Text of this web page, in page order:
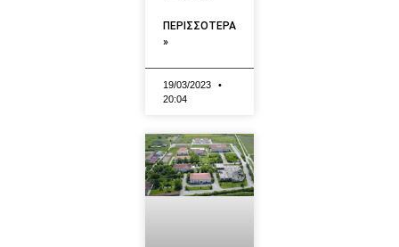
ΠΕΡΙΣΣΟΤΕΡΑ
»
19/03/2023
20:04